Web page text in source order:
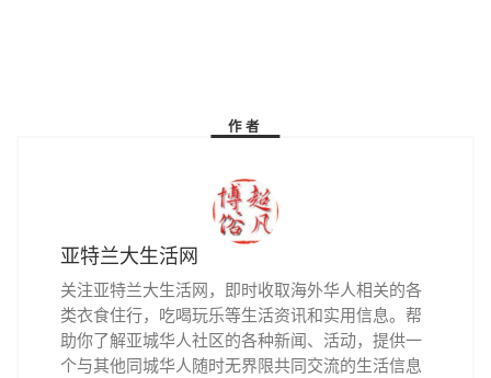
作者
亚特兰大生活网
关注亚特兰大生活网，即时收取海外华人相关的各
类衣食住行，吃喝玩乐等生活资讯和实用信息。帮
助你了解亚城华人社区的各种新闻、活动，提供一
个与其他同城华人随时无界限共同交流的生活信息